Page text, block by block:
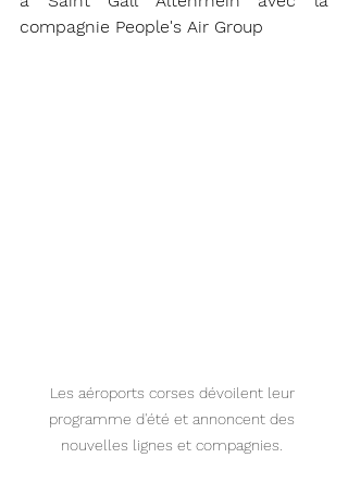
compagnie People's Air Group
Les aéroports corses dévoilent leur
programme d'été et annoncent des
nouvelles lignes et compagnies.